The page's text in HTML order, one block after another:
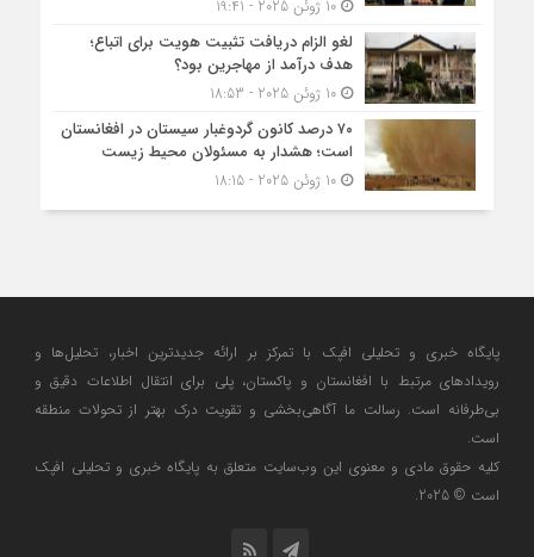
10 ژوئن 2025 - 19:41
لغو الزام دریافت تثبیت هویت برای اتباع؛
هدف درآمد از مهاجرین بود؟
10 ژوئن 2025 - 18:53
۷۰ درصد کانون گردوغبار سیستان در افغانستان
است؛ هشدار به مسئولان محیط زیست
10 ژوئن 2025 - 18:15
پایگاه خبری و تحلیلی افپک با تمرکز بر ارائه جدیدترین اخبار، تحلیل‌ها و
رویدادهای مرتبط با افغانستان و پاکستان، پلی برای انتقال اطلاعات دقیق و
بی‌طرفانه است. رسالت ما آگاهی‌بخشی و تقویت درک بهتر از تحولات منطقه
است.
کلیه حقوق مادی و معنوی این وب‌سایت متعلق به پایگاه خبری و تحلیلی افپک
است © 2025.